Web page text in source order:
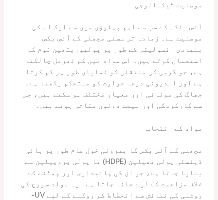
موصلیت ٹیکنالوجی
آئس باکس کے سب سے اہم پہلوؤں میں سے ایک اس کی
موصلیت ہے۔ زیادہ تر سستی مچھلی کے آئس بکس
بنیادی انسولیٹر کے طور پر پولیوریتھین فوم کا
استعمال کرتے ہیں۔ اس مواد میں کم تھرمل چالکتا
ہے، جو گرمی کی منتقلی کو نمایاں طور پر کم کرتا
ہے اور اندرونی درجہ حرارت کو مستحکم رکھتا ہے۔
جھاگ کی موٹائی اور معیار مختلف ہو سکتے ہیں، جس
سے کارکردگی اور قیمت دونوں متاثر ہوتے ہیں۔
مواد کے انتخاب
مچھلی کے آئس بکس کا بیرونی خول عام طور پر ہائی
ڈینسٹی پولی تھیلین (HDPE) یا پولی پروپیلین سے
بنایا جاتا ہے، جو ان کی پائیداری اور پھٹنے کے
خلاف مزاحمت کے لیے جانا جاتا ہے۔ یہ مواد سورج کی
روشنی کی نمائش سے انحطاط کو روکنے کے لیے UV-